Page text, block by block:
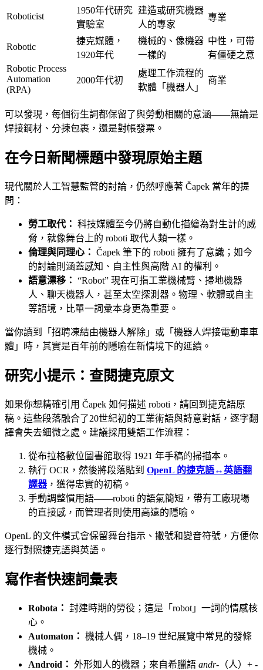
Roboticist
1950年代研究
實驗室
建造或研究機器
人的專家
專業
Robotic
捷克媒體，
1920年代
機械的、像機器
一樣的
中性，可帶
有僵硬之意
Robotic Process
Automation
(RPA)
2000年代初
處理工作流程的
軟體「機器人」
商業
可以發現，每個衍生詞都保留了與勞動相關的意涵——無論是
焊接鋼材、分揀包裹，還是對帳發票。
在今日新聞標題中發現原始主題
現代關於人工智慧監管的討論，仍然呼應著 Čapek 當年的提
問：
勞工取代： 科技媒體至今仍將自動化描繪為對生計的威
脅，就像舞台上的 roboti 取代人類一樣。
倫理與同理心： Čapek 筆下的 roboti 擁有了意識；如今
的討論則涵蓋感知、自主性與高階 AI 的權利。
語意漂移： “Robot” 現在可指工業機械臂、掃地機器
人、聊天機器人，甚至太空探測器。物理、軟體或自主
等語境，比單一詞彙本身更為重要。
當你讀到「招聘凍結由機器人解除」或「機器人焊接電動車車
體」時，其實是百年前的隱喻在新情境下的延續。
研究小提示：查閱捷克原文
如果你想精確引用 Čapek 如何描述 roboti，請回到捷克語原
稿。這些段落融合了20世紀初的工業術語與詩意對話，逐字翻
譯會失去細微之處。建議採用雙語工作流程：
從布拉格數位圖書館取得 1921 年手稿的掃描本。
執行 OCR，然後將段落貼到 OpenL 的捷克語↔英語翻
譯器 ，獲得忠實的初稿。
手動調整慣用語——roboti 的語氣簡短，帶有工廠現場
的直接感，而管理者則使用高遠的隱喻。
OpenL 的文件模式會保留舞台指示、撇號和變音符號，方便你
逐行對照捷克語與英語。
寫作者快速詞彙表
Robota： 封建時期的勞役；這是「robot」一詞的情感核
心。
Automaton： 機械人偶，18–19 世紀展覽中常見的發條
機械。
Android： 外形如人的機器；來自希臘語 andr- （人）+ -